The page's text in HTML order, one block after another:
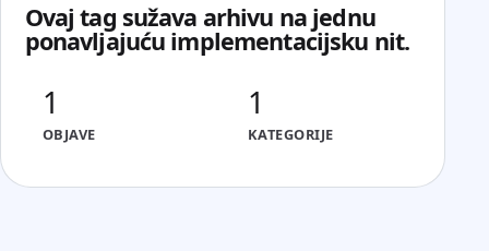
Ovaj tag sužava arhivu na jednu
ponavljajuću implementacijsku nit.
1
OBJAVE
1
KATEGORIJE